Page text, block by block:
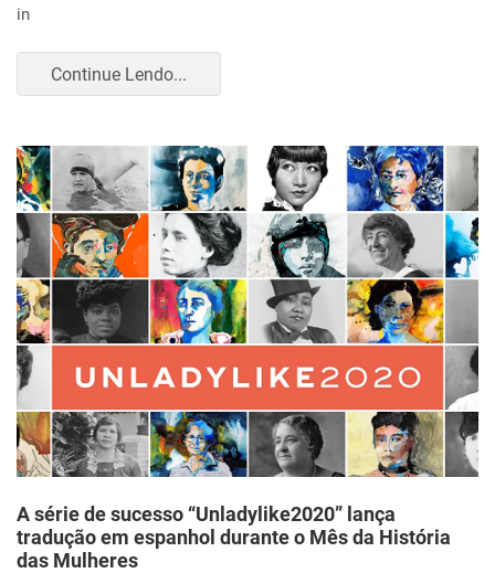
in
Continue Lendo...
A série de sucesso “Unladylike2020” lança
tradução em espanhol durante o Mês da História
das Mulheres